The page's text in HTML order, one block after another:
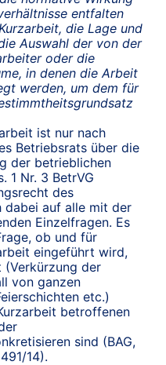
entfalten
die Lage und
Auswahl der von der
oder die
in denen die Arbeit
werden, um dem für
ist nur nach
Betriebsrats über die
der betrieblichen
1 Nr. 3 BetrVG
des
dabei auf alle mit der
Einzelfragen. Es
ob und für
eingeführt wird,
(Verkürzung der
von ganzen
etc.)
betroffenen
sind (BAG,
14).